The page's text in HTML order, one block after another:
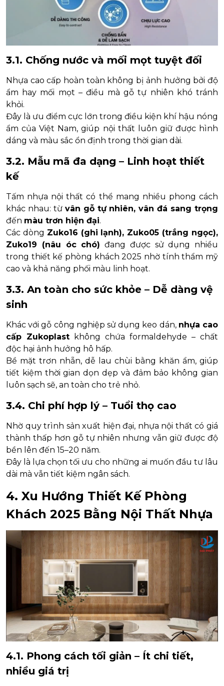
3.1. Chống nước và mối mọt tuyệt đối
Nhựa cao cấp hoàn toàn không bị ảnh hưởng bởi độ
ẩm hay mối mọt – điều mà gỗ tự nhiên khó tránh
khỏi.
Đây là ưu điểm cực lớn trong điều kiện khí hậu nóng
ẩm của Việt Nam, giúp nội thất luôn giữ được hình
dáng và màu sắc ổn định trong thời gian dài.
3.2. Mẫu mã đa dạng – Linh hoạt thiết
kế
Tấm nhựa nội thất có thể mang nhiều phong cách
khác nhau: từ vân gỗ tự nhiên, vân đá sang trọng
đến màu trơn hiện đại.
Các dòng Zuko16 (ghi lạnh), Zuko05 (trắng ngọc),
Zuko19 (nâu óc chó) đang được sử dụng nhiều
trong thiết kế phòng khách 2025 nhờ tính thẩm mỹ
cao và khả năng phối màu linh hoạt.
3.3. An toàn cho sức khỏe – Dễ dàng vệ
sinh
Khác với gỗ công nghiệp sử dụng keo dán, nhựa cao
cấp Zukoplast không chứa formaldehyde – chất
độc hại ảnh hưởng hô hấp.
Bề mặt trơn nhẵn, dễ lau chùi bằng khăn ẩm, giúp
tiết kiệm thời gian dọn dẹp và đảm bảo không gian
luôn sạch sẽ, an toàn cho trẻ nhỏ.
3.4. Chi phí hợp lý – Tuổi thọ cao
Nhờ quy trình sản xuất hiện đại, nhựa nội thất có giá
thành thấp hơn gỗ tự nhiên nhưng vẫn giữ được độ
bền lên đến 15–20 năm.
Đây là lựa chọn tối ưu cho những ai muốn đầu tư lâu
dài mà vẫn tiết kiệm ngân sách.
4. Xu Hướng Thiết Kế Phòng
Khách 2025 Bằng Nội Thất Nhựa
4.1. Phong cách tối giản – Ít chi tiết,
nhiều giá trị